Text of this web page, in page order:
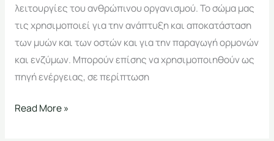
λειτουργίες του ανθρώπινου οργανισμού. Το σώμα μας
τις χρησιμοποιεί για την ανάπτυξη και αποκατάσταση
των μυών και των οστών και για την παραγωγή ορμονών
και ενζύμων. Μπορούν επίσης να χρησιμοποιηθούν ως
πηγή ενέργειας, σε περίπτωση
Read More »